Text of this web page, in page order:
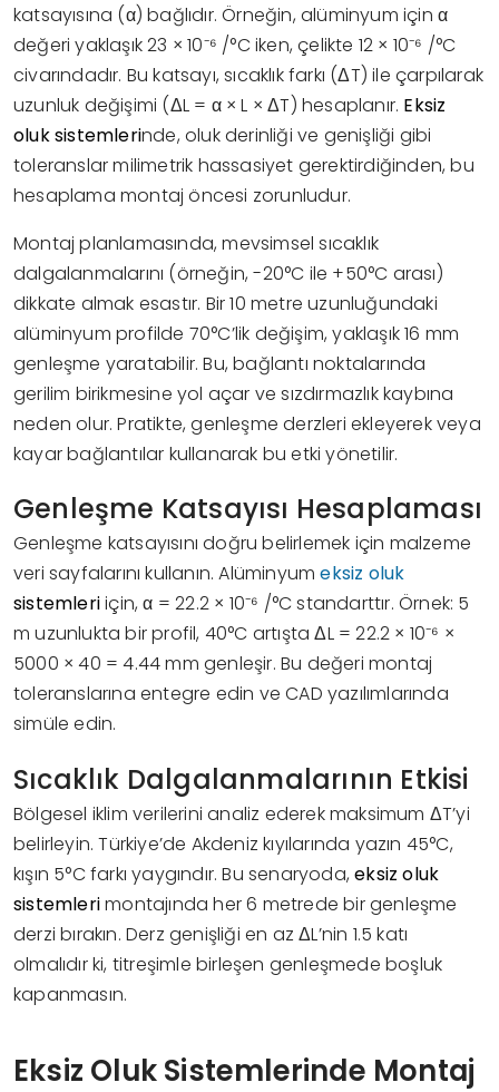
katsayısına (α) bağlıdır. Örneğin, alüminyum için α
değeri yaklaşık 23 × 10⁻⁶ /°C iken, çelikte 12 × 10⁻⁶ /°C
civarındadır. Bu katsayı, sıcaklık farkı (ΔT) ile çarpılarak
uzunluk değişimi (ΔL = α × L × ΔT) hesaplanır. Eksiz
oluk sistemlerinde, oluk derinliği ve genişliği gibi
toleranslar milimetrik hassasiyet gerektirdiğinden, bu
hesaplama montaj öncesi zorunludur.
Montaj planlamasında, mevsimsel sıcaklık
dalgalanmalarını (örneğin, -20°C ile +50°C arası)
dikkate almak esastır. Bir 10 metre uzunluğundaki
alüminyum profilde 70°C’lik değişim, yaklaşık 16 mm
genleşme yaratabilir. Bu, bağlantı noktalarında
gerilim birikmesine yol açar ve sızdırmazlık kaybına
neden olur. Pratikte, genleşme derzleri ekleyerek veya
kayar bağlantılar kullanarak bu etki yönetilir.
Genleşme Katsayısı Hesaplaması
Genleşme katsayısını doğru belirlemek için malzeme
veri sayfalarını kullanın. Alüminyumeksiz oluk
sistemleriiçin, α = 22.2 × 10⁻⁶ /°C standarttır. Örnek: 5
m uzunlukta bir profil, 40°C artışta ΔL = 22.2 × 10⁻⁶ ×
5000 × 40 = 4.44 mm genleşir. Bu değeri montaj
toleranslarına entegre edin ve CAD yazılımlarında
simüle edin.
Sıcaklık Dalgalanmalarının Etkisi
Bölgesel iklim verilerini analiz ederek maksimum ΔT’yi
belirleyin. Türkiye’de Akdeniz kıyılarında yazın 45°C,
kışın 5°C farkı yaygındır. Bu senaryoda,eksiz oluk
sistemlerimontajında her 6 metrede bir genleşme
derzi bırakın. Derz genişliği en az ΔL’nin 1.5 katı
olmalıdır ki, titreşimle birleşen genleşmede boşluk
kapanmasın.
Eksiz Oluk Sistemlerinde Montaj